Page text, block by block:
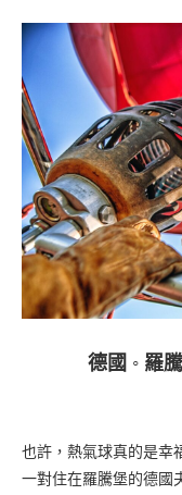
德國 ◦ 羅
也許，熱氣球真的是幸
一對住在羅騰堡的德國